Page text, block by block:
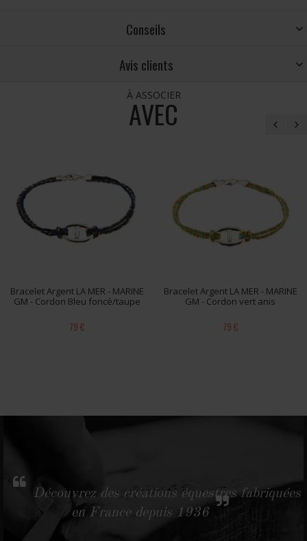
Conseils
Avis clients
À ASSOCIER
AVEC
Bracelet Argent LA MER - MARINE
GM - Cordon Bleu foncé/taupe
79 €
Bracelet Argent LA MER - MARINE
GM - Cordon vert anis
79 €
Découvrez des créations équestres fabriquées
en France depuis 1936